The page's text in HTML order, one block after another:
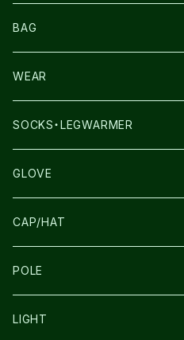
NNORMAL
TERREX
THE NORTH FACE
SALOMON
LA SPORTIVA
TECNICA
TOPO
BAG
THE NORTH FACE
SALOMON
ULTIMATE DIRECTION
NNormal
COMPRESSPORT
ULTRASPIRE
WEAR
SALOMON
LA SPORTIVA
RUN AMOK
NNormal
SOCKS・LEGWARMER
DRYMAX
ULTIMATE DIRECTIN
R×L
GLOVE
SALOMON
ULTIMATE DIRECTION
R×L
CAP/HAT
LA SPORTIVA
COMPRESSPORT
POLE
MOUNTAIN KING
LIGHT